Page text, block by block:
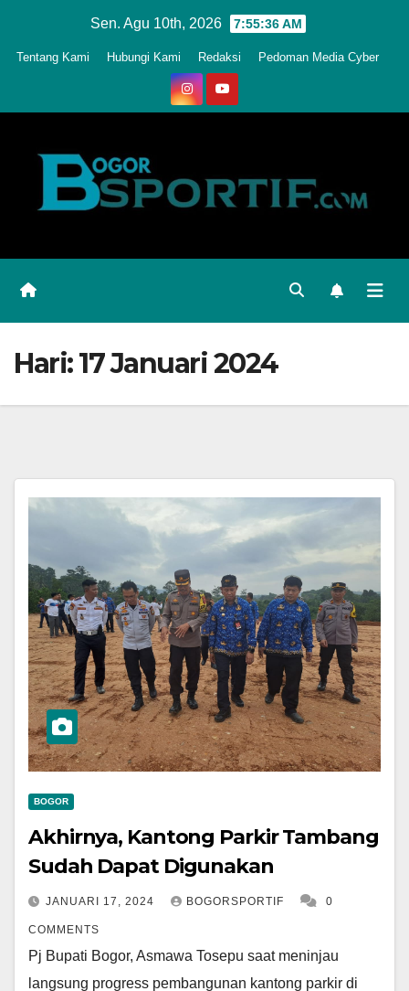
Sen. Agu 10th, 2026 7:55:39 AM
Tentang Kami Hubungi Kami Redaksi Pedoman Media Cyber
Hari:17 Januari 2024
BOGOR
Akhirnya, Kantong Parkir Tambang
Sudah Dapat Digunakan
JANUARI 17, 2024 BOGORSPORTIF 0
COMMENTS
Pj Bupati Bogor, Asmawa Tosepu saat meninjau
langsung progress pembangunan kantong parkir di